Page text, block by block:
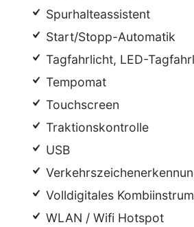
Spurhalteassistent
Start/Stopp-Automatik
Tagfahrlicht, LED-
Tempomat
Touchscreen
Traktionskontrolle
USB
Volldigitales
WLAN / Wifi Hotspot